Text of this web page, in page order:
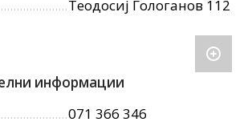
Теодосиј Гологанов 112
информации
071 366 346